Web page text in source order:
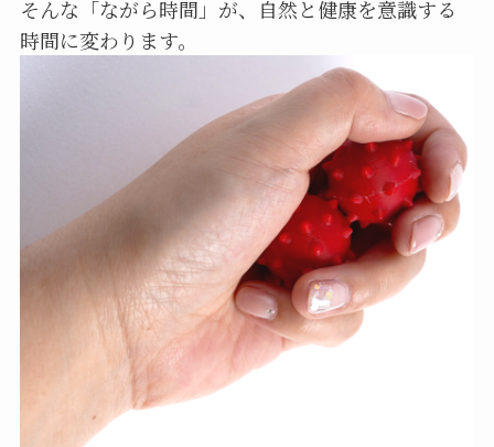
そんな「ながら時間」が、自然と健康を意識する
時間に変わります。